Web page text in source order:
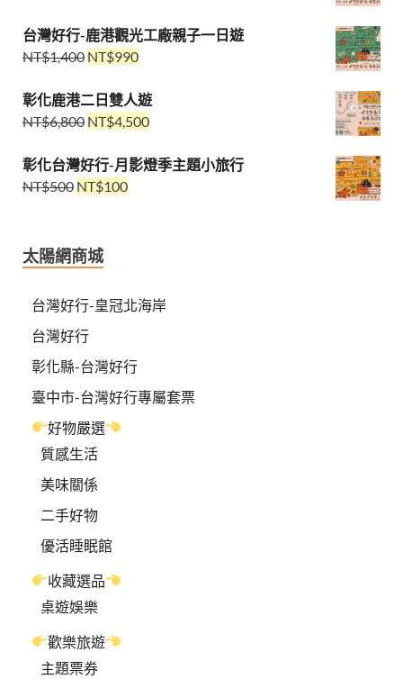
台灣好行-鹿港觀光工廠親子一日遊
NT$1,400 NT$990
彰化鹿港二日雙人遊
NT$6,800 NT$4,500
彰化台灣好行-月影燈季主題小旅行
NT$500 NT$100
太陽網商城
台灣好行-皇冠北海岸
台灣好行
彰化縣-台灣好行
臺中市-台灣好行專屬套票
好物嚴選
質感生活
美味關係
二手好物
優活睡眠館
收藏選品
桌遊娛樂
歡樂旅遊
主題票券